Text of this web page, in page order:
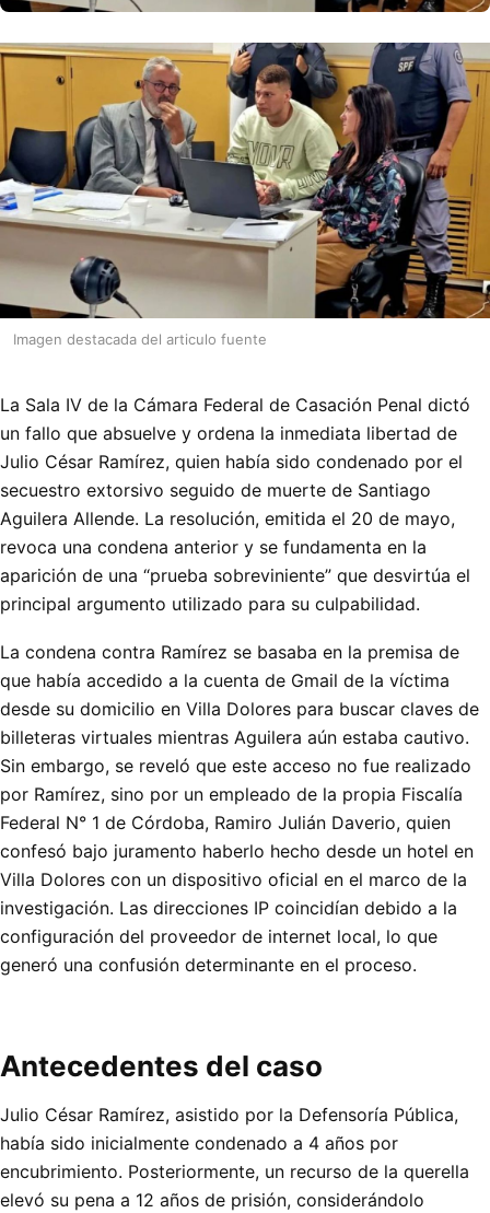
Imagen destacada del articulo fuente
La Sala IV de la Cámara Federal de Casación Penal dictó
un fallo que absuelve y ordena la inmediata libertad de
Julio César Ramírez, quien había sido condenado por el
secuestro extorsivo seguido de muerte de Santiago
Aguilera Allende. La resolución, emitida el 20 de mayo,
revoca una condena anterior y se fundamenta en la
aparición de una “prueba sobreviniente” que desvirtúa el
principal argumento utilizado para su culpabilidad.
La condena contra Ramírez se basaba en la premisa de
que había accedido a la cuenta de Gmail de la víctima
desde su domicilio en Villa Dolores para buscar claves de
billeteras virtuales mientras Aguilera aún estaba cautivo.
Sin embargo, se reveló que este acceso no fue realizado
por Ramírez, sino por un empleado de la propia Fiscalía
Federal N° 1 de Córdoba, Ramiro Julián Daverio, quien
confesó bajo juramento haberlo hecho desde un hotel en
Villa Dolores con un dispositivo oficial en el marco de la
investigación. Las direcciones IP coincidían debido a la
configuración del proveedor de internet local, lo que
generó una confusión determinante en el proceso.
Antecedentes del caso
Julio César Ramírez, asistido por la Defensoría Pública,
había sido inicialmente condenado a 4 años por
encubrimiento. Posteriormente, un recurso de la querella
elevó su pena a 12 años de prisión, considerándolo